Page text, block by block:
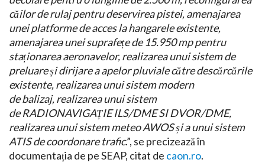
căilor de rulaj pentru deservirea pistei, amenajarea
unei platforme de acces la hangarele existente,
amenajarea unei suprafețe de 15.950 mp pentru
staționarea aeronavelor, realizarea unui sistem de
preluare și dirijare a apelor pluviale către descărcările
existente, realizarea unui sistem modern
de balizaj, realizarea unui sistem
de RADIONAVIGAȚIE ILS/DME SI DVOR/DME,
realizarea unui sistem meteo AWOS și a unui sistem
ATIS de coordonare trafic.”, se precizează în
documentația de pe SEAP, citat de caon.ro.